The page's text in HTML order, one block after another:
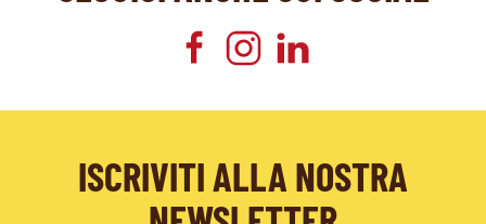
ISCRIVITI ALLA NOSTRA